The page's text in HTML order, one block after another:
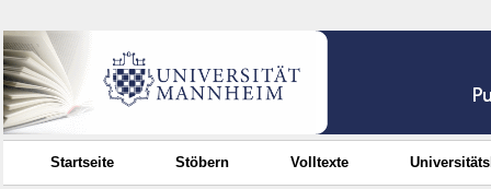
Startseite Stöbern Volltexte